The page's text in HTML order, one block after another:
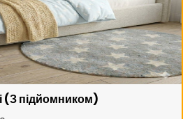
(З підйомником)